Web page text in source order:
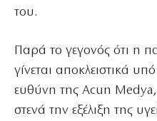
του.
Παρά το γεγονός ότι η
γίνεται αποκλειστικά
ευθύνη της Acun
στενά την εξέλιξη της